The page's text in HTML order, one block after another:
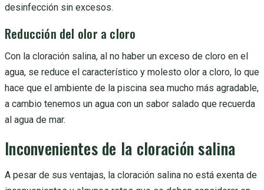
desinfección sin excesos.
Reducción del olor a cloro
Con la cloración salina, al no haber un exceso de cloro en el
agua, se reduce el característico y molesto olor a cloro, lo que
hace que el ambiente de la piscina sea mucho más agradable,
a cambio tenemos un agua con un sabor salado que recuerda
al agua de mar.
Inconvenientes de la cloración salina
A pesar de sus ventajas, la cloración salina no está exenta de